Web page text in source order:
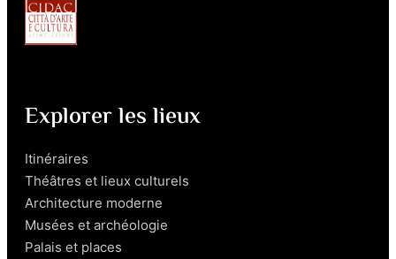
Explorer les lieux
Itinéraires
Théâtres et lieux culturels
Architecture moderne
Musées et archéologie
Palais et places